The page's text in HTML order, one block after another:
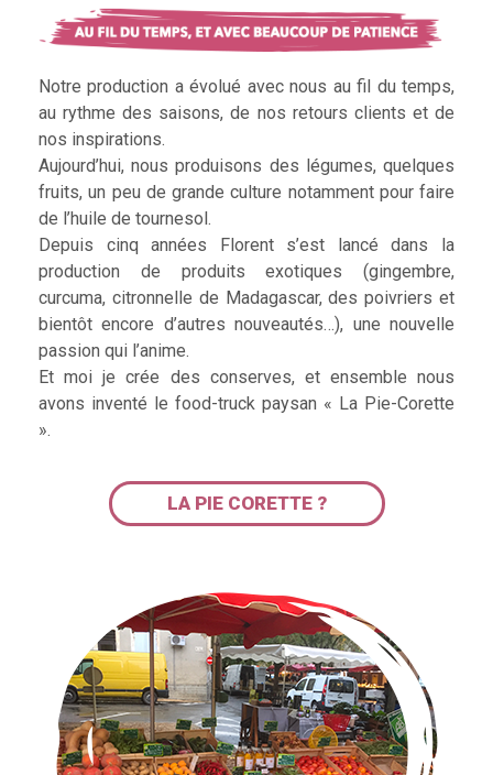
Notre production a évolué avec nous au fil du temps,
au rythme des saisons, de nos retours clients et de
nos inspirations.
Aujourd’hui, nous produisons des légumes, quelques
fruits, un peu de grande culture notamment pour faire
de l’huile de tournesol.
Depuis cinq années Florent s’est lancé dans la
production de produits exotiques (gingembre,
curcuma, citronnelle de Madagascar, des poivriers et
bientôt encore d’autres nouveautés…), une nouvelle
passion qui l’anime.
Et moi je crée des conserves, et ensemble nous
avons inventé le food-truck paysan « La Pie-Corette
».
LA PIE CORETTE ?